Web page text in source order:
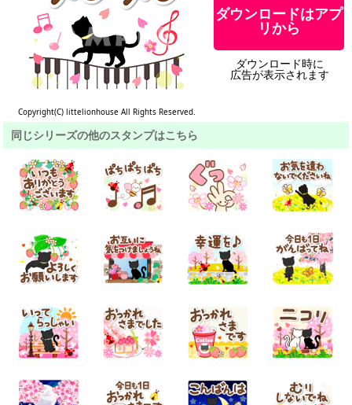
Copyright(C) littelionhouse All Rights Reserved.
ダウンロードはアプ
リから
ダウンロード時に
広告が表示されます
同じシリーズの他のスタンプはこちら